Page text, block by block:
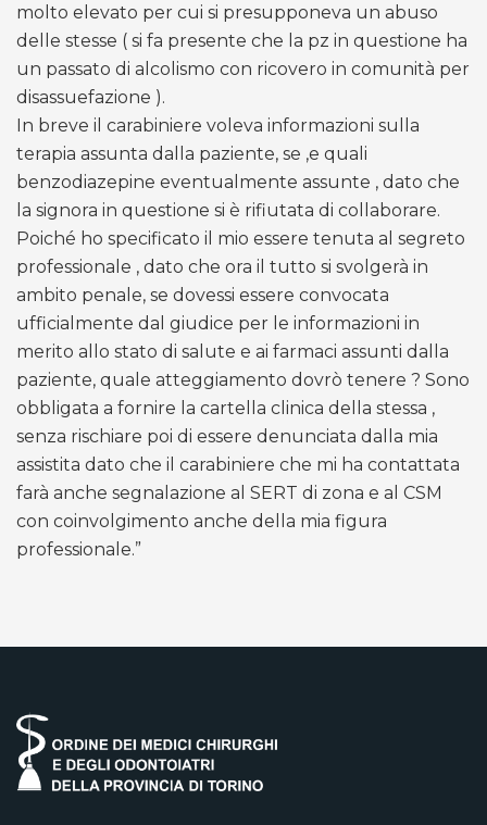
molto elevato per cui si presupponeva un abuso
delle stesse ( si fa presente che la pz in questione ha
un passato di alcolismo con ricovero in comunità per
disassuefazione ).
In breve il carabiniere voleva informazioni sulla
terapia assunta dalla paziente, se ,e quali
benzodiazepine eventualmente assunte , dato che
la signora in questione si è rifiutata di collaborare.
Poiché ho specificato il mio essere tenuta al segreto
professionale , dato che ora il tutto si svolgerà in
ambito penale, se dovessi essere convocata
ufficialmente dal giudice per le informazioni in
merito allo stato di salute e ai farmaci assunti dalla
paziente, quale atteggiamento dovrò tenere ? Sono
obbligata a fornire la cartella clinica della stessa ,
senza rischiare poi di essere denunciata dalla mia
assistita dato che il carabiniere che mi ha contattata
farà anche segnalazione al SERT di zona e al CSM
con coinvolgimento anche della mia figura
professionale.”